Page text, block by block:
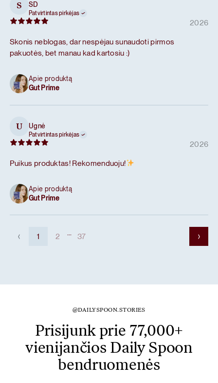
S SD
Patvirtintas pirkėjas
2026
Skonis neblogas, dar nespėjau sunaudoti pirmos
pakuotės, bet manau kad kartosiu :)
Apie produktą
Gut Prime
U Ugnė
Patvirtintas pirkėjas
2026
Puikus produktas! Rekomenduoju!
Apie produktą
Gut Prime
1 2 ... 37
@DAILYSPOON.STORIES
Prisijunk prie 77,000+
vienijančios Daily Spoon
bendruomenės